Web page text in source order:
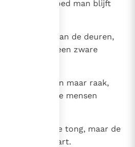
een welopgevoed man blijft
mens luistert aan de deuren,
is dat een zware
vertellen maar raak,
verstandige mensen
het hart op de tong, maar de
tong in hun hart.